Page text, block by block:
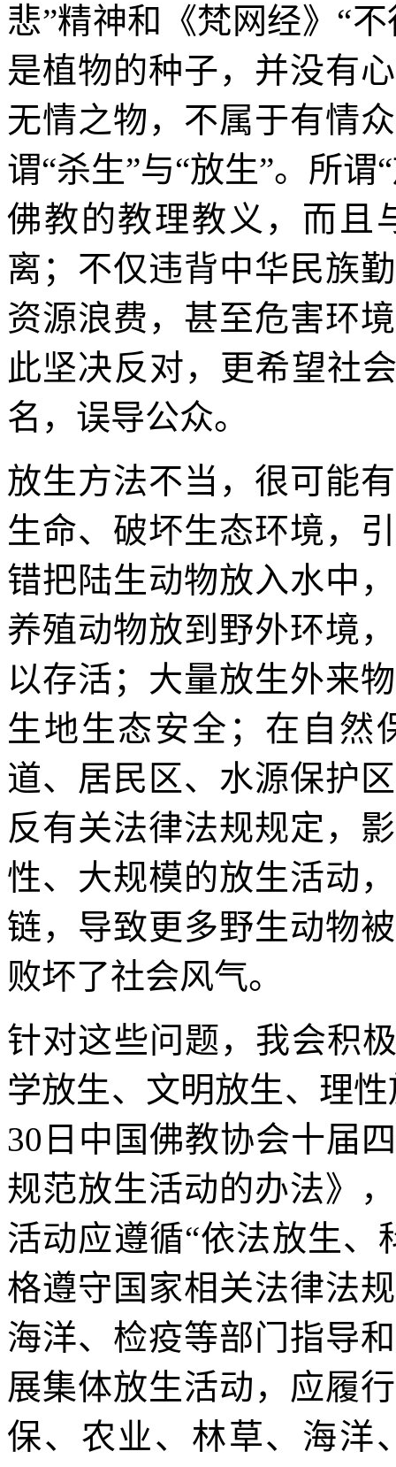
悲”精神和《梵网经》“
是植物的种子，并没有
无情之物，不属于有情
谓“杀生”与“放生”。所
佛教的教理教义，而且
离；不仅违背中华民族
资源浪费，甚至危害环
此坚决反对，更希望社
名，误导公众。
放生方法不当，很可能
生命、破坏生态环境，
错把陆生动物放入水中
养殖动物放到野外环境
以存活；大量放生外来
生地生态安全；在自然
道、居民区、水源保护
反有关法律法规规定，
性、大规模的放生活动
链，导致更多野生动物
败坏了社会风气。
针对这些问题，我会积
学放生、文明放生、理
30日中国佛教协会十届
规范放生活动的办法》
活动应遵循“依法放生、
格遵守国家相关法律法
海洋、检疫等部门指导
展集体放生活动，应履
保、农业、林草、海洋